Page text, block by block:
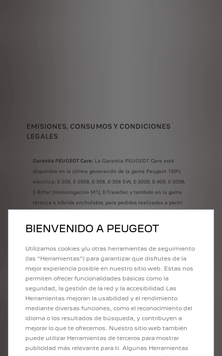
EMISIONES, CONSUMOS Y CONDICIONES
LEGALES
Garantía PEUGEOT Care: La Garantía PEUGEOT Care está
disponible en la última generación de la gama Peugeot 100%
eléctrica: E-208, E-2008, E-308, E-308 SW, E-3008, E-408, E-5008,
E-Rifter (Homologación M1), E-Traveller, y también en la gama
térmica e híbrida enchufable, para pedidos realizados a partir
IN HYBRID, 308 SW PLUG-IN HYBRID, 408, 408 PLUG-IN
HYBRID, 3008, 3008 PLUG-IN HYBRID, 5008, 5008 PLUG-IN
HYBRID, y para pedidos a partir del 1 de mayo de 2025 en Rifter
(Homologación M1) y Traveller.
(1d)Gama E-208: Autonomía eléctrica: Hasta 433 km – Consumo eléctrico: 14,1 -
16 kWh/100 km – Emisiones de CO2 en conducción: 0 g/km – Autonomía
urbana: Hasta 552 km (Valores en ciclo combinado WLTP, más información en
https://www.peugeot.es/wltp.html)
Oferta financiera de 36 meses y 30.000 km.E-208 5P Style
Eléctrico 136 (100 Kw) con precio financiando de 26.070€en
Península y Baleares para clientes particulares que financien un
BIENVENIDO A PEUGEOT
Utilizamos cookies y/u otras herramientas de seguimiento
(las “Herramientas”) para garantizar que disfrutes de la
mejor experiencia posible en nuestro sitio web. Estas nos
permiten ofrecer funcionalidades básicas como la
seguridad, la gestión de la red y la accesibilidad.Las
Herramientas mejoran la usabilidad y el rendimiento
mediante diversas funciones, como el reconocimiento del
idioma o los resultados de búsqueda, y contribuyen a
mejorar lo que te ofrecemos. Nuestro sitio web también
puede utilizar Herramientas de terceros para mostrar
publicidad más relevante para ti. Algunas Herramientas